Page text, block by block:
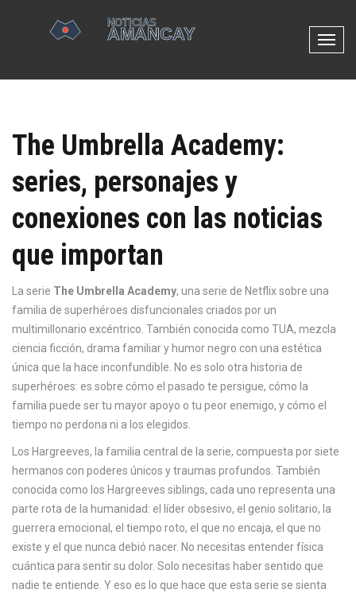
N
v
a
a
The Umbrella Academy:
series, personajes y
conexiones con las noticias
que importan
La serie The Umbrella Academy, una serie de Netflix sobre una
familia de superhéroes disfuncionales criados por un
multimillonario excéntrico . También conocida como TUA, mezcla
ciencia ficción, drama familiar y humor negro con una estética
única que la hace inconfundible. No es solo otra historia de
superhéroes: es sobre cómo el pasado te persigue, cómo la
familia puede ser tu mayor apoyo o tu peor enemigo, y cómo el
tiempo no perdona ni a los elegidos.
Los Hargreeves, la familia central de la serie, compuesta por siete
hermanos con poderes únicos y traumas profundos . También
conocida como los Hargreeves siblings, cada uno representa una
parte rota de la humanidad: el líder obsesivo, el genio solitario, la
guerrera emocional, el tiempo roto, el que no encaja, el que no
existe y el que nunca debió nacer. No necesitas entender física
cuántica para sentir su dolor. Solo necesitas haber sentido que
nadie te entiende. Y eso es lo que hace que esta serie se sienta